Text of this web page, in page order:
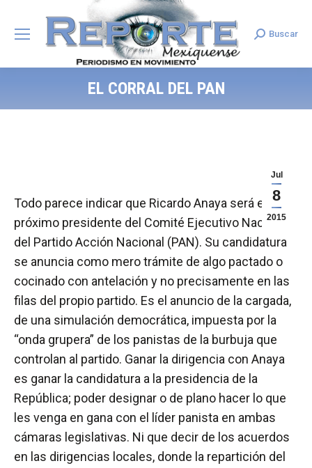
Search:
Buscar
EL CORRAL DEL PAN
Jul
8
2015
Todo parece indicar que Ricardo Anaya será el
próximo presidente del Comité Ejecutivo Nacional
del Partido Acción Nacional (PAN). Su candidatura
se anuncia como mero trámite de algo pactado o
cocinado con antelación y no precisamente en las
filas del propio partido. Es el anuncio de la cargada,
de una simulación democrática, impuesta por la
“onda grupera” de los panistas de la burbuja que
controlan al partido. Ganar la dirigencia con Anaya
es ganar la candidatura a la presidencia de la
República; poder designar o de plano hacer lo que
les venga en gana con el líder panista en ambas
cámaras legislativas. Ni que decir de los acuerdos
en las dirigencias locales, donde la repartición del